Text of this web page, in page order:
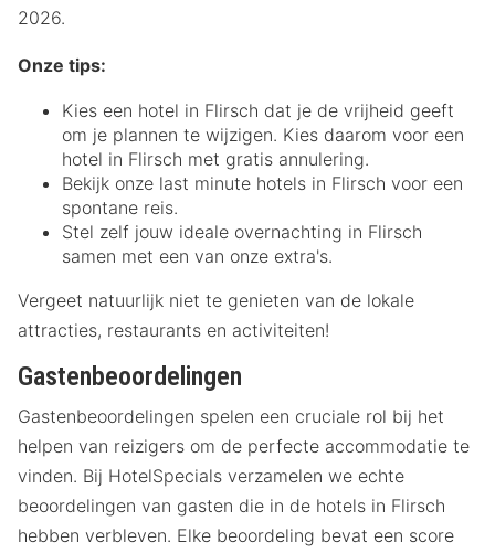
2026.
Onze tips:
Kies een hotel in Flirsch dat je de vrijheid geeft
om je plannen te wijzigen. Kies daarom voor een
hotel in Flirsch met gratis annulering.
Bekijk onze last minute hotels in Flirsch voor een
spontane reis.
Stel zelf jouw ideale overnachting in Flirsch
samen met een van onze extra's.
Vergeet natuurlijk niet te genieten van de lokale
attracties, restaurants en activiteiten!
Gastenbeoordelingen
Gastenbeoordelingen spelen een cruciale rol bij het
helpen van reizigers om de perfecte accommodatie te
vinden. Bij HotelSpecials verzamelen we echte
beoordelingen van gasten die in de hotels in Flirsch
hebben verbleven. Elke beoordeling bevat een score